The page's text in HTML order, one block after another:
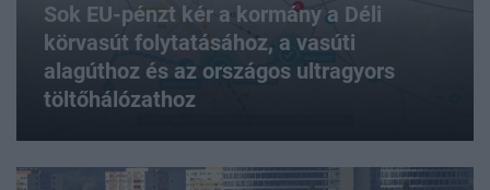
Sok EU-pénzt kér a kormány a Déli
körvasút folytatásához, a vasúti
alagúthoz és az országos ultragyors
töltőhálózathoz